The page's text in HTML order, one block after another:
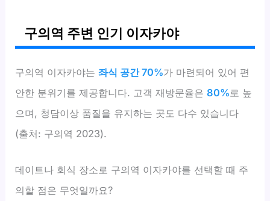
구의역 주변 인기 이자카야
구의역 이자카야는좌식 공간 70%가 마련되어 있어 편
안한 분위기를 제공합니다. 고객 재방문율은80%로 높
으며, 청담이상 품질을 유지하는 곳도 다수 있습니다
(출처: 구의역 2023).
데이트나 회식 장소로 구의역 이자카야를 선택할 때 주
의할 점은 무엇일까요?